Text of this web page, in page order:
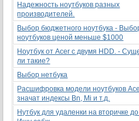
Надежность ноутбуков разных
производителей.
Выбор бюджетного ноутбука -
ноутбуков ценой меньше $1000
Ноутбук от Acer с двумя HDD. -
ли такие?
Выбор нетбука
Расшифровка модели ноутбуков
значат индексы Bn, Mi и т.д.
Нутбук для удаленки на вторичке